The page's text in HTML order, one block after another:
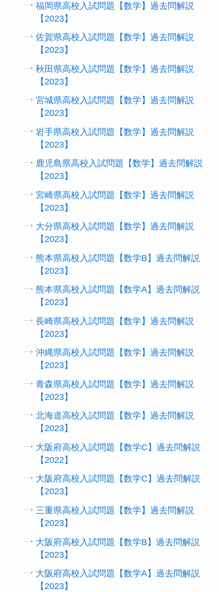
福岡県高校入試問題【数学】過去問解説
【2023】
佐賀県高校入試問題【数学】過去問解説
【2023】
秋田県高校入試問題【数学】過去問解説
【2023】
宮城県高校入試問題【数学】過去問解説
【2023】
岩手県高校入試問題【数学】過去問解説
【2023】
鹿児島県高校入試問題【数学】過去問解説
【2023】
宮崎県高校入試問題【数学】過去問解説
【2023】
大分県高校入試問題【数学】過去問解説
【2023】
熊本県高校入試問題【数学B】過去問解説
【2023】
熊本県高校入試問題【数学A】過去問解説
【2023】
長崎県高校入試問題【数学】過去問解説
【2023】
沖縄県高校入試問題【数学】過去問解説
【2023】
青森県高校入試問題【数学】過去問解説
【2023】
北海道高校入試問題【数学】過去問解説
【2023】
大阪府高校入試問題【数学C】過去問解説
【2022】
大阪府高校入試問題【数学C】過去問解説
【2023】
三重県高校入試問題【数学】過去問解説
【2023】
大阪府高校入試問題【数学B】過去問解説
【2023】
大阪府高校入試問題【数学A】過去問解説
【2023】